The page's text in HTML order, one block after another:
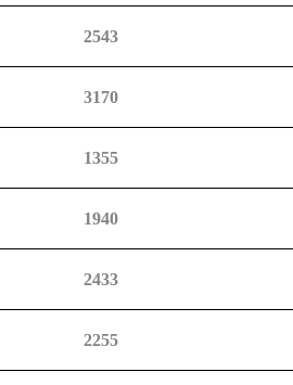
2543
3170
1355
1940
2433
2255